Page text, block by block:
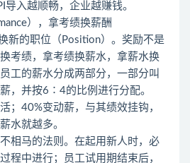
入越顺畅，企业越赚钱。
），拿考绩换薪酬
新的职位（Position）。奖励不是
考绩，拿考绩换薪水，拿薪水换
工的薪水分成两部分，一部分叫
，并按6∶4的比例进行分配。
；40%变动薪，与其绩效挂钩，
水就越多。
相马的法则。在起用新人时，必
程中进行；员工试用期结束后，